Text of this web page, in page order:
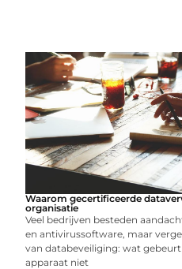
Waarom gecertificeerde
organisatie
Veel bedrijven besteden
en antivirussoftware, maar
van databeveiliging: wat
apparaat niet